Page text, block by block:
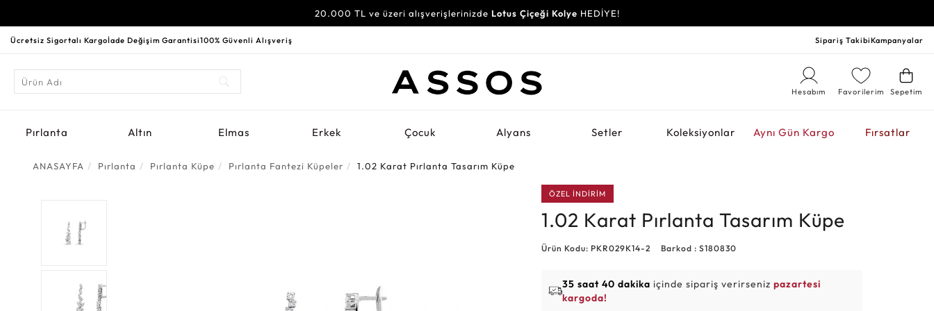
20.000 TL ve üzeri alışverişlerinizde Lotus Çiçeği Kolye HEDİYE!
Ücretsiz Sigortalı Kargoİade Değişim Garantisi100% Güvenli Alışveriş Sipariş TakibiKampanyalar
Sepetim
Favorilerim
Hesabım
Pırlanta Altın Elmas Erkek Çocuk Alyans Setler Koleksiyonlar Aynı Gün Kargo Fırsatlar
ANASAYFA Pırlanta Pırlanta Küpe Pırlanta Fantezi Küpeler 1.02 Karat Pırlanta Tasarım Küpe
ÖZEL İNDİRİM
1.02 Karat Pırlanta Tasarım Küpe
Ürün Kodu: PKR029K14-2 Barkod : S180830
35 saat 40 dakika içinde sipariş verirsenizpazartesi
kargoda!